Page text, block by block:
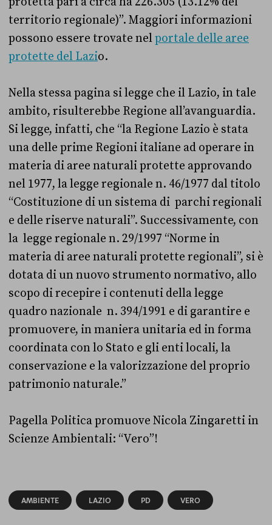
territorio regionale)”. Maggiori informazioni
possono essere trovate nelportale delle aree
protette del Lazio.
Nella stessa pagina si legge che il Lazio, in tale
ambito, risulterebbe Regione all’avanguardia.
Si legge, infatti, che “la Regione Lazio è stata
una delle prime Regioni italiane ad operare in
materia di aree naturali protette approvando
nel 1977, la legge regionale n. 46/1977 dal titolo
“Costituzione di un sistema di parchi regionali
e delle riserve naturali”. Successivamente, con
la legge regionale n. 29/1997 “Norme in
materia di aree naturali protette regionali”, si è
dotata di un nuovo strumento normativo, allo
scopo di recepire i contenuti della legge
quadro nazionale n. 394/1991 e di garantire e
promuovere, in maniera unitaria ed in forma
coordinata con lo Stato e gli enti locali, la
conservazione e la valorizzazione del proprio
patrimonio naturale.”
Pagella Politica promuove Nicola Zingaretti in
Scienze Ambientali: “Vero”!
AMBIENTE LAZIO PD VERO